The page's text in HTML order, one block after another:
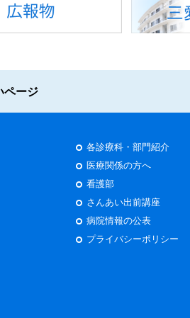
ページ
各診療科・部門紹介
医療関係の方へ
看護部
さんあい出前講座
病院情報の公表
プライバシーポリシー